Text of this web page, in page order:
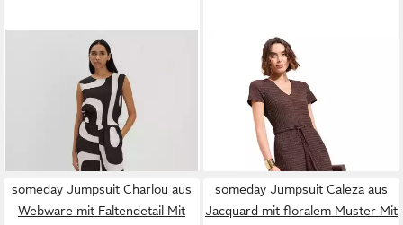
Jumpsuit
CETURAL mit abstrakten
ab 99,99 € UVP 139,99 €
FRIENDS LIKE THESE
Jumpsuit Friends Like These
Kurzarm-Jumpsuit, Regular
36,00 € UVP76,00 €
someday Jumpsuit Charlou aus
Webware mit Faltendetail Mit
someday Jumpsuit Caleza aus
Jacquard mit floralem Muster Mit